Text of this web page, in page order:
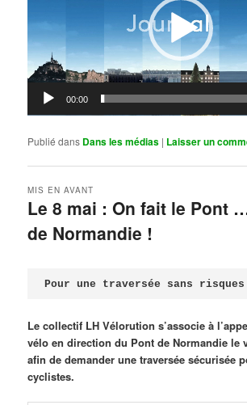
00:00
Publié dans Dans les médias | Laisser un
Le 8 mai : On fait le Pont
de Normandie !
MIS EN AVANT
Pour une traversée sans
Le collectif LH Vélorution s’associe à
vélo en direction du Pont de Normandie le
afin de demander une traversée sécurisée
cyclistes.